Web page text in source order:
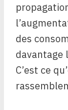
des
davantage
C’est ce